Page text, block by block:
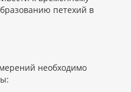
петехий в
необходимо